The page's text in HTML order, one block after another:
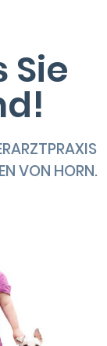
Sie
VON HORN.